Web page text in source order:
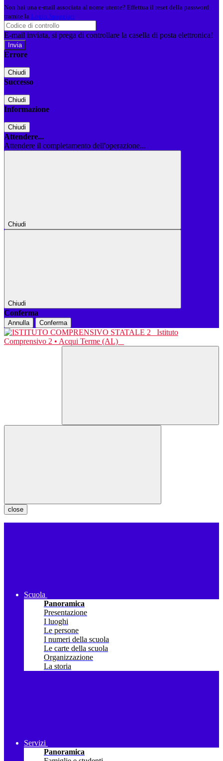
Non hai una e-mail associata al nome utente? Effettua il reset della password
tramite la Login Spaggiari
E-mail inviata, si prega di controllare la casella di posta elettronica!
Errore
Chiudi
Successo
Chiudi
Informazione
Chiudi
Attendere...
Attendere il completamento dell'operazione...
Chiudi
Chiudi
Conferma
Annulla Conferma
Istituto
Comprensivo 2 • Acqui Terme (AL)
close
Scuola
Panoramica
Presentazione
I luoghi
Le persone
I numeri della scuola
Le carte della scuola
Organizzazione
La storia
Servizi
Panoramica